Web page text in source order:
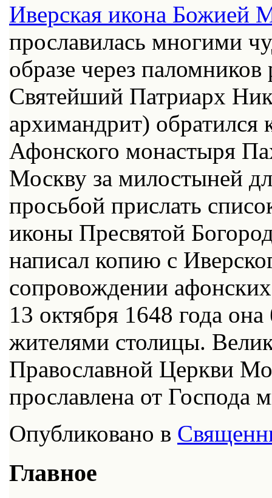
Иверская икона Божией
прославилась многими
образе через
Святейший Патриарх
архимандрит) обратился
Афонского монастыря
Москву за милостыней
просьбой прислать
иконы Пресвятой
написал копию с
сопровождении
13 октября 1648 года
жителями столицы.
Православной Церкви
прославлена от Господа
Опубликовано в
Главное